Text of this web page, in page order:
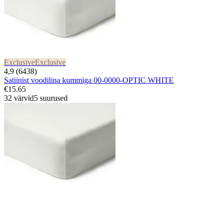
ExclusiveExclusive
4,9 (6438)
Satiinist voodilina kummiga 00-0000-OPTIC WHITE
€15.65
32 värvid5 suurused